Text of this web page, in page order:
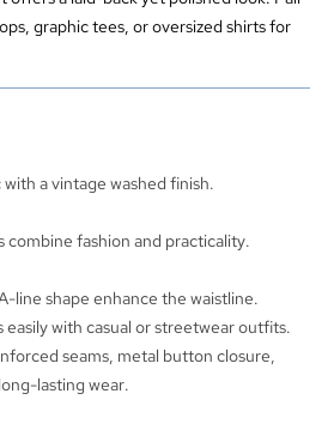
, graphic tees, or oversized shirts for
a vintage washed finish.
combine fashion and practicality.
line shape enhance the waistline.
easily with casual or streetwear outfits.
seams, metal button closure,
lasting wear.